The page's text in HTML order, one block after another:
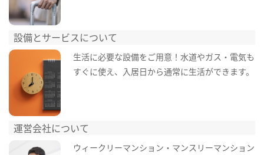
設備とサービスについて
生活に必要な設備をご用意！水道やガス・電気も
すぐに使え、入居日から通常に生活ができます。
運営会社について
ウィークリーマンション・マンスリーマンション